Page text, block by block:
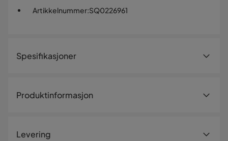
Artikkelnummer:SQ0226961
Spesifikasjoner
Størrelse
Produktinformasjon
Levering